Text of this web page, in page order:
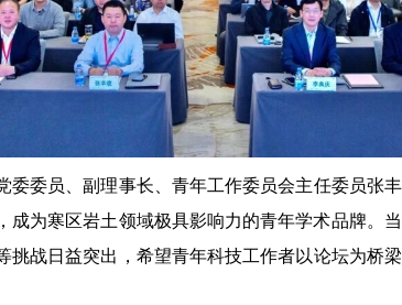
员、副理事长、青年工作委员会主任委员张
为寒区岩土领域极具影响力的青年学术品牌。
战日益突出，希望青年科技工作者以论坛为桥